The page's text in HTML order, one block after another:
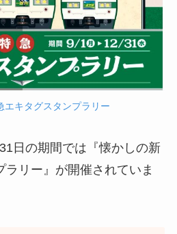
エキタグスタンプラリー
日の期間では『懐かしの新
リー』が開催されていま